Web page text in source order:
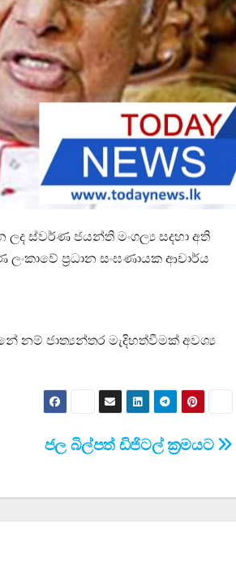
ස්වර්ණ ජයන්ති මංගල්‍ය සදහා අති
ප්‍රධාන සංඝණායක ආචාර්ය
නම් ජාත්‍යන්තර මැදිහත්වීමක් අවශ්‍ය
ජල බිල්පත් ඩිජිටල් ක්‍රමයට